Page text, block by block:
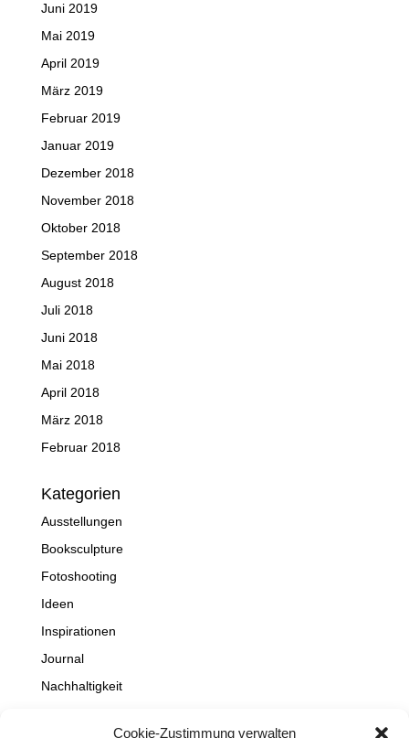
Cookie-Zustimmung verwalten
Juni 2019
Mai 2019
April 2019
März 2019
Februar 2019
Januar 2019
Dezember 2018
November 2018
Oktober 2018
September 2018
August 2018
Juli 2018
Juni 2018
Mai 2018
April 2018
März 2018
Februar 2018
Kategorien
Ausstellungen
Booksculpture
Fotoshooting
Ideen
Inspirationen
Journal
Nachhaltigkeit